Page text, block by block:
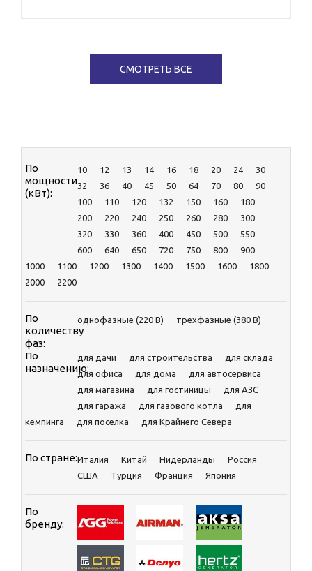
MOTOR
TEKSAN
TOYO
СМОТРЕТЬ ВСЕ
По
мощности
(кВт):
10 12 13 14 16 18 20 24
30
32
36 40 45 50 64 70 80
90
100
110 120 132 150 160
180
200
220 240 250 260 280
300
320
330 360 400 450 500
550
600
640 650 720 750 800
900
1000
1100 1200 1300 1400 1500 1600
1800
2000
2200
По
количеству
фаз:
однофазные (220 В) трехфазные (380 В)
По
назначению:
для дачи для строительства
для склада
для офиса
для дома
для автосервиса
для магазина
для гостиницы
для АЗС
для гаража
для газового котла
для
кемпинга
для поселка для Крайнего Севера
По стране:Италия Китай Нидерланды
Россия
CША
Турция Франция Япония
По
бренду: